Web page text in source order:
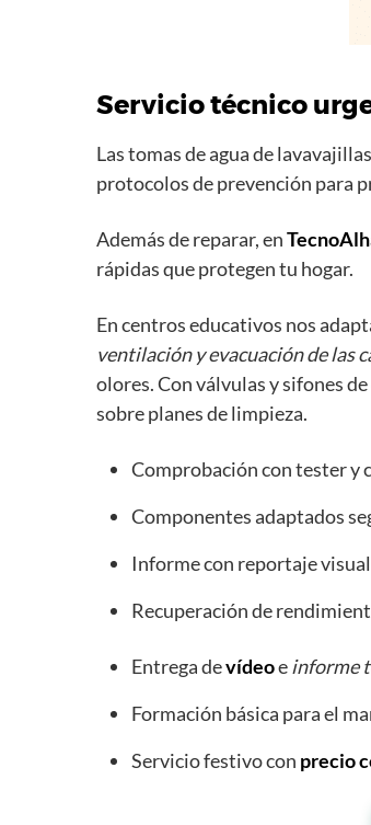
Servicio técnico
Las tomas de agua de
protocolos de prevención para
Además de reparar, en
rápidas que protegen tu hogar.
En centros educativos nos
ventilación y evacuación de las
olores. Con válvulas y sifones
sobre planes de limpieza.
Comprobación con tester y
Componentes adaptados
Informe con reportaje visual
Recuperación de
Entrega devídeoeinforme
Formación básica para el
Servicio festivo con precio